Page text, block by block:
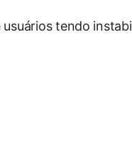
tendo